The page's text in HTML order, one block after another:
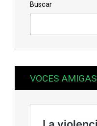
Buscar
VOCES AMIGAS